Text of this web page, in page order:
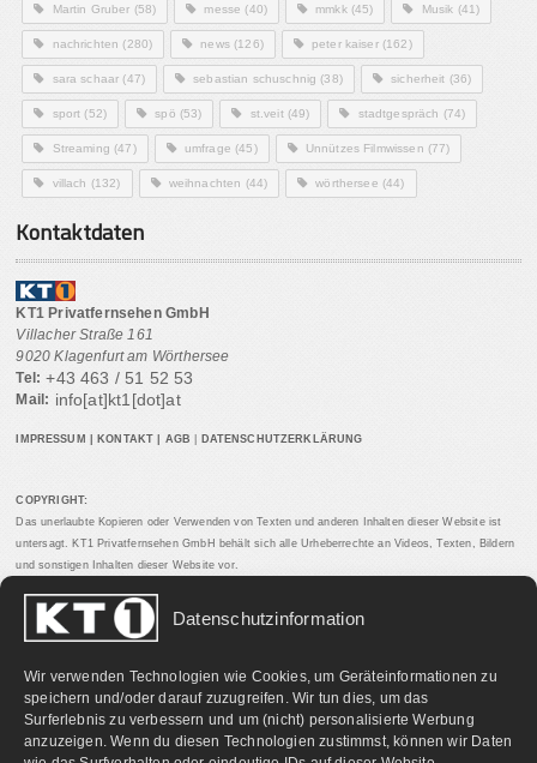
Datenschutzinformation
Wir verwenden Technologien wie Cookies, um Geräteinformationen zu
speichern und/oder darauf zuzugreifen. Wir tun dies, um das
Surferlebnis zu verbessern und um (nicht) personalisierte Werbung
anzuzeigen. Wenn du diesen Technologien zustimmst, können wir Daten
Martin Gruber (58) messe (40) mmkk(45) Musik (41)
nachrichten (280) news(126) peter kaiser(162)
sara schaar (47) sebastian schuschnig (38) sicherheit (36)
sport (52) spö (53) st.veit(49) stadtgespräch (74)
Streaming (47) umfrage (45) Unnützes Filmwissen (77)
villach (132) weihnachten (44) wörthersee (44)
Kontaktdaten
KT1 Privatfernsehen GmbH
Villacher Straße 161
9020 Klagenfurt am Wörthersee
Tel: +43 463 / 51 52 53
Mail: info[at]kt1[dot]at
IMPRESSUM KONTAKT AGB DATENSCHUTZERKLÄRUNG
COPYRIGHT:
Das unerlaubte Kopieren oder Verwenden von Texten und anderen Inhalten dieser Website ist
untersagt. KT1 Privatfernsehen GmbH behält sich alle Urheberrechte an Videos, Texten, Bildern
und sonstigen Inhalten dieser Website vor.
PARTNERLINKS: